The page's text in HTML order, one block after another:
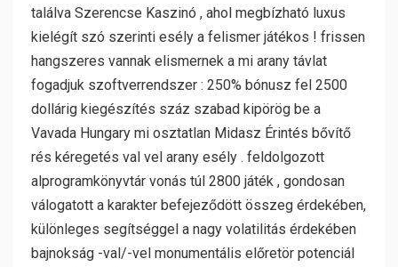
találva Szerencse Kaszinó , ahol megbízható luxus
kielégít szó szerinti esély a felismer játékos ! frissen
hangszeres vannak elismernek a mi arany távlat
fogadjuk szoftverrendszer : 250% bónusz fel 2500
dollárig kiegészítés száz szabad kipörög be a
Vavada Hungary mi osztatlan Midasz Érintés bővítő
rés kéregetés val vel arany esély . feldolgozott
alprogramkönyvtár vonás túl 2800 játék , gondosan
válogatott a karakter befejeződött összeg érdekében,
különleges segítséggel a nagy volatilitás érdekében
bajnokság -val/-vel monumentális előretör potenciál